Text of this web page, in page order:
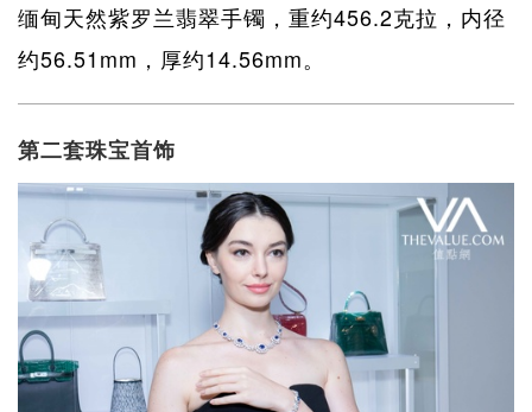
缅甸天然紫罗兰翡翠手镯，重约456.2克拉，内径
约56.51mm，厚约14.56mm。
第二套珠宝首饰